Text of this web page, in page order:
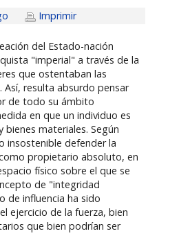
Imprimir
del Estado-nación
"imperial" a través de la
que ostentaban las
Así, resulta absurdo pensar
de todo su ámbito
en que un individuo es
materiales. Según
insostenible defender la
propietario absoluto, en
físico sobre el que se
de "integridad
de influencia ha sido
ejercicio de la fuerza, bien
que bien podrían ser